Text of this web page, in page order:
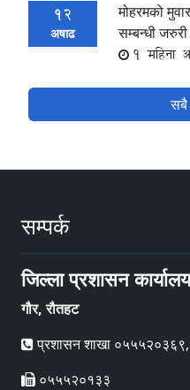
12
अषाढ
मोहरमको
सम्बन्धी
1 महिना
सबै
सम्पर्क
जिल्ला प्रशासन
गौर, रौतहट
प्रशासन शाखा ०५५५२०३६९,
०५५५२०१३३